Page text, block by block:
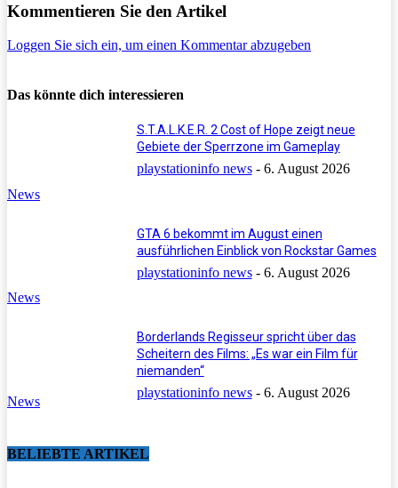
Kommentieren Sie den Artikel
Loggen Sie sich ein, um einen Kommentar abzugeben
Das könnte dich interessieren
News
S.T.A.L.K.E.R. 2 Cost of Hope zeigt neue
Gebiete der Sperrzone im Gameplay
playstationinfo news - 6. August 2026
News
GTA 6 bekommt im August einen
ausführlichen Einblick von Rockstar Games
playstationinfo news - 6. August 2026
News
Borderlands Regisseur spricht über das
Scheitern des Films: „Es war ein Film für
niemanden“
playstationinfo news - 6. August 2026
BELIEBTE ARTIKEL